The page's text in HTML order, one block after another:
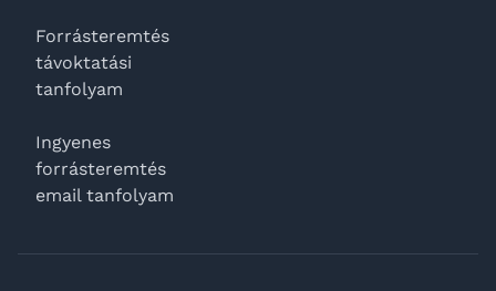
Forrásteremtés
távoktatási
tanfolyam
Ingyenes
forrásteremtés
email tanfolyam